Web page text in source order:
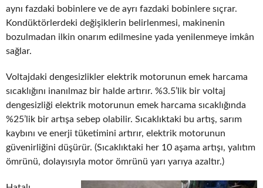
aynı fazdaki bobinlere ve de ayrı fazdaki bobinlere sıçrar.
Kondüktörlerdeki değişiklerin belirlenmesi, makinenin
bozulmadan ilkin onarım edilmesine yada yenilenmeye imkân
sağlar.
Voltajdaki dengesizlikler elektrik motorunun emek harcama
sıcaklığını inanılmaz bir halde artırır. %3.5’lik bir voltaj
dengesizliği elektrik motorunun emek harcama sıcaklığında
%25’lik bir artışa sebep olabilir. Sıcaklıktaki bu artış, sarım
kaybını ve enerji tüketimini artırır, elektrik motorunun
güvenirliğini düşürür. (Sıcaklıktaki her 10 aşama artışı, yalıtım
ömrünü, dolayısıyla motor ömrünü yarı yarıya azaltır.)